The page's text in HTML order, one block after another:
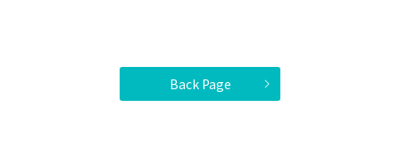
Back Page